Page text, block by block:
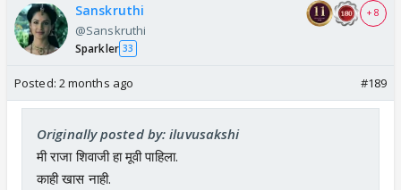
Sanskruthi
@Sanskruthi
Sparkler 33
+ 8
Posted: 2 months ago #189
Originally posted by: iluvusakshi
मी राजा शिवाजी हा मूवी पाहिला.
काही खास नाही.